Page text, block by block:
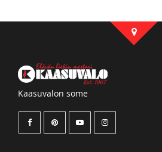
Kaasuvalon some